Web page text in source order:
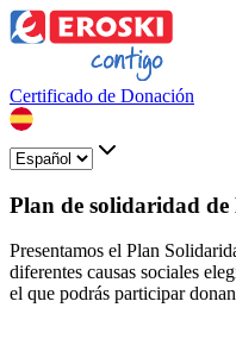
Certificado de Donación
Plan de solidaridad
Presentamos el Plan
diferentes causas sociales
el que podrás participar